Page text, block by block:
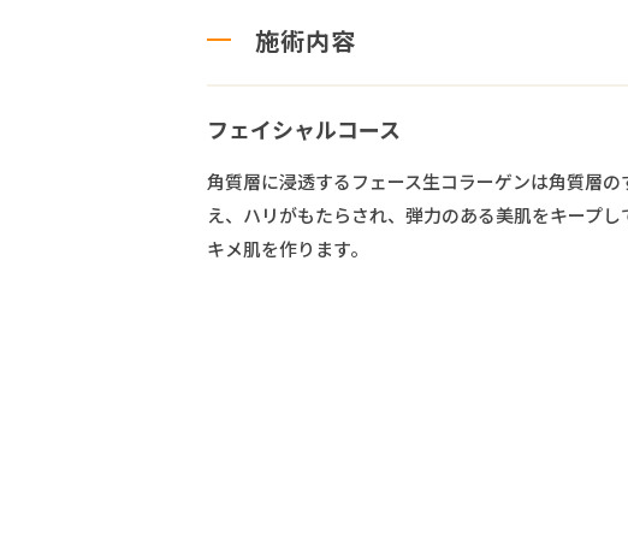
施術内容
フェイシャルコース
角質層に浸透するフェース生コラーゲンは角質層
え、ハリがもたらされ、弾力のある美肌をキープし
キメ肌を作ります。